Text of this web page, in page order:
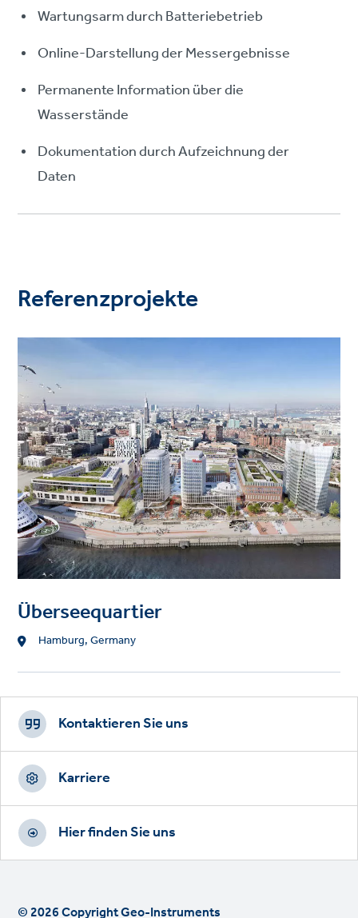
Wartungsarm durch Batteriebetrieb
Online-Darstellung der Messergebnisse
Permanente Information über die
Wasserstände
Dokumentation durch Aufzeichnung der
Daten
Referenzprojekte
Project
image
Überseequartier
Standort
Hamburg, Germany
Footer
CTAs
Kontaktieren Sie uns
Karriere
Hier finden Sie uns
© 2026 Copyright Geo-Instruments